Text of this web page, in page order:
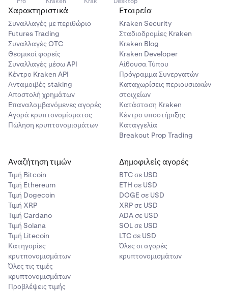
Χαρακτηριστικά
Συναλλαγές με περιθώριο
Futures Trading
Συναλλαγές OTC
Θεσμικοί φορείς
Συναλλαγές μέσω API
Κέντρο Kraken API
Ανταμοιβές staking
Αποστολή χρημάτων
Επαναλαμβανόμενες αγορές
Αγορά κρυπτονομίσματος
Πώληση κρυπτονομισμάτων
Εταιρεία
Kraken Security
Σταδιοδρομίες Kraken
Kraken Blog
Kraken Developer
Αίθουσα Τύπου
Πρόγραμμα Συνεργατών
Καταχωρίσεις περιουσιακών
στοιχείων
Κατάσταση Kraken
Κέντρο υποστήριξης
Καταγγελία
Breakout Prop Trading
Αναζήτηση τιμών
Τιμή Βitcoin
Τιμή Ethereum
Τιμή Dogecoin
Τιμή XRP
Τιμή Cardano
Τιμή Solana
Τιμή Litecoin
Κατηγορίες
κρυτπονομισμάτων
Όλες τις τιμές
κρυπτονομισμάτων
Προβλέψεις τιμής
Δημοφιλείς αγορές
BTC σε USD
ETH σε USD
DOGE σε USD
XRP σε USD
ADA σε USD
SOL σε USD
LTC σε USD
Όλες οι αγορές
κρυπτονομισμάτων